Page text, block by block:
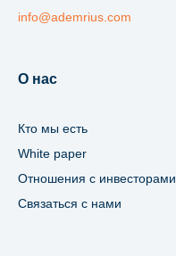
info@ademrius.com
О нас
Кто мы есть
White paper
Отношения с инвесторами
Связаться с нами